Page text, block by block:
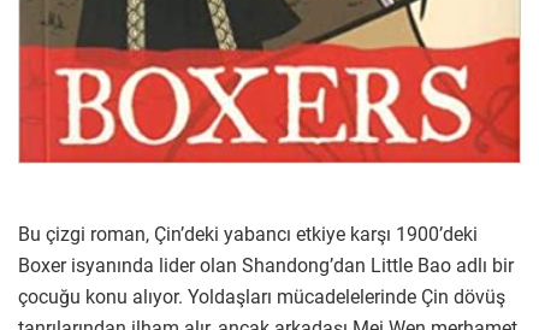
Bu çizgi roman, Çin’deki yabancı etkiye karşı 1900’deki
Boxer isyanında lider olan Shandong’dan Little Bao adlı bir
çocuğu konu alıyor. Yoldaşları mücadelelerinde Çin dövüş